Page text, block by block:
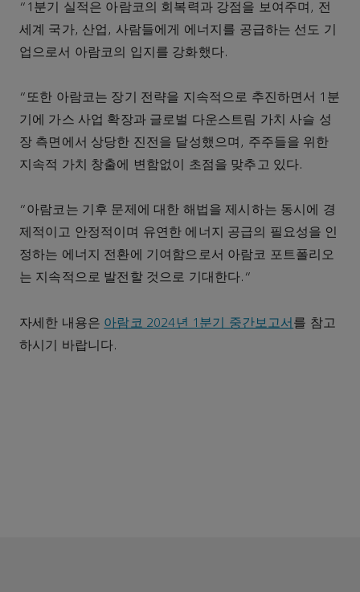
“1분기 실적은 아람코의 회복력과 강점을 보여주며, 전
세계 국가, 산업, 사람들에게 에너지를 공급하는 선도 기
업으로서 아람코의 입지를 강화했다.
“또한 아람코는 장기 전략을 지속적으로 추진하면서 1분
기에 가스 사업 확장과 글로벌 다운스트림 가치 사슬 성
장 측면에서 상당한 진전을 달성했으며, 주주들을 위한
지속적 가치 창출에 변함없이 초점을 맞추고 있다.
“아람코는 기후 문제에 대한 해법을 제시하는 동시에 경
제적이고 안정적이며 유연한 에너지 공급의 필요성을 인
정하는 에너지 전환에 기여함으로서 아람코 포트폴리오
는 지속적으로 발전할 것으로 기대한다.”
자세한 내용은 아람코 2024년 1분기 중간보고서 를 참고
하시기 바랍니다.